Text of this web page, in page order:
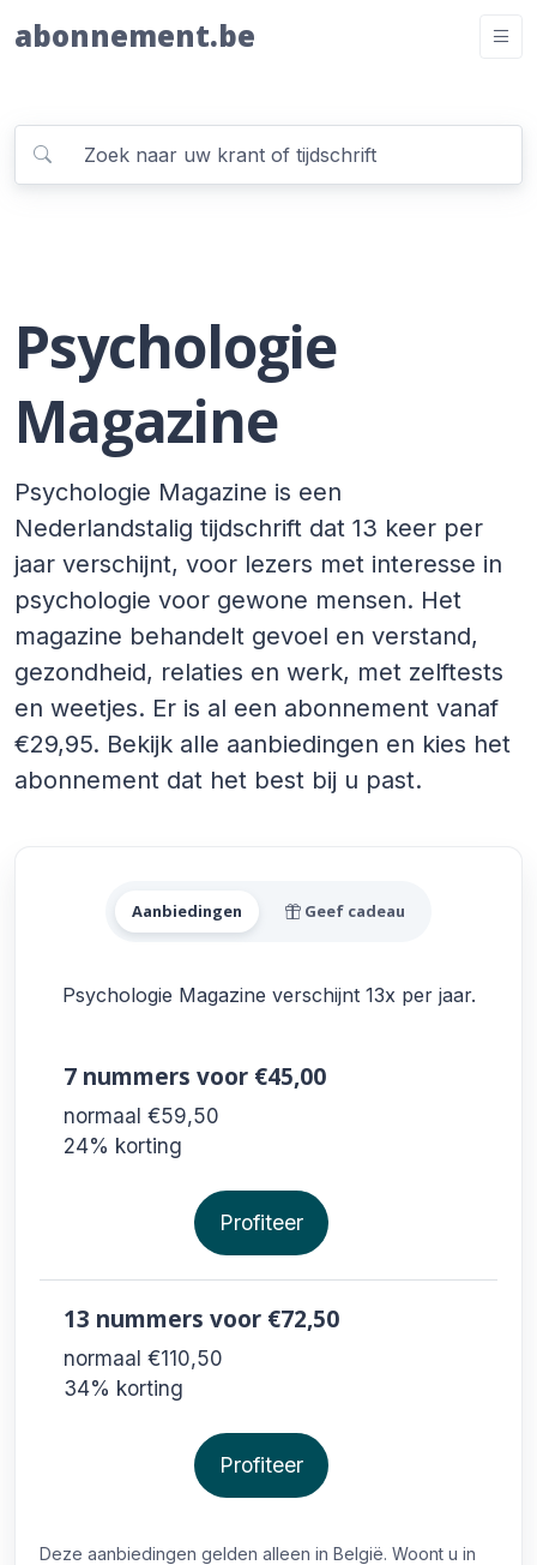
abonnement.be
Psychologie
Magazine
Psychologie Magazine is een
Nederlandstalig tijdschrift dat 13 keer per
jaar verschijnt, voor lezers met interesse in
psychologie voor gewone mensen. Het
magazine behandelt gevoel en verstand,
gezondheid, relaties en werk, met zelftests
en weetjes. Er is al een abonnement vanaf
€29,95. Bekijk alle aanbiedingen en kies het
abonnement dat het best bij u past.
Alle Psychologie Magazine
Aanbiedingen Geef cadeau
Psychologie Magazine verschijnt 13x per jaar.
7 nummers voor €45,00
normaal €59,50
24% korting
Profiteer
13 nummers voor €72,50
normaal €110,50
34% korting
Profiteer
Deze aanbiedingen gelden alleen in België. Woont u in